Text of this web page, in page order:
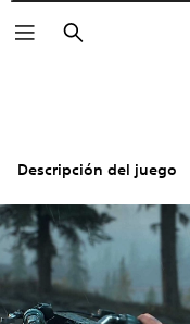
Buscar
Descripción del juego